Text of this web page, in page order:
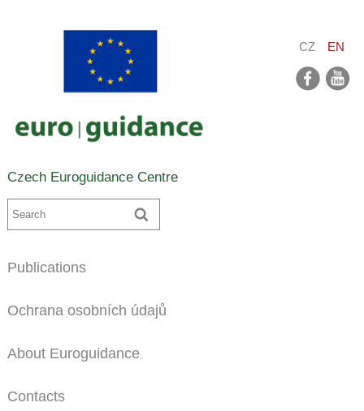
Czech Euroguidance Centre
CZ EN
Publications
Ochrana osobních údajů
About Euroguidance
Contacts